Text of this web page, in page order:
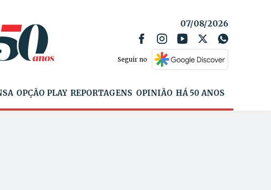
07/08/2026
Seguir no
OPÇÃO PLAY REPORTAGENS OPINIÃO HÁ 50 ANOS